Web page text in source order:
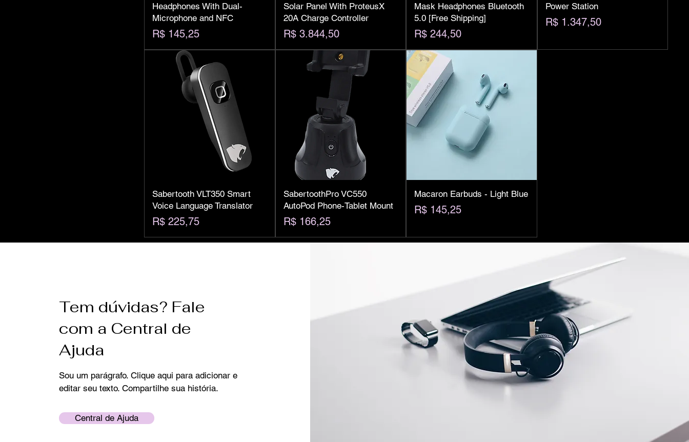
Headphones With Dual-
Microphone and NFC
Preço
R$ 145,25
Solar Panel With ProteusX
20A Charge Controller
Preço
R$ 3.844,50
Mask Headphones Bluetooth
5.0 [Free Shipping]
Preço
R$ 244,50
Power Station
Preço
R$ 1.347,50
Sabertooth VLT350 Smart
Voice Language Translator
Preço
R$ 225,75
SabertoothPro VC550
AutoPod Phone-Tablet Mount
Preço
R$ 166,25
Macaron Earbuds - Light Blue
Preço
R$ 145,25
Tem dúvidas? Fale
com a Central de
Ajuda
Sou um parágrafo. Clique aqui para adicionar e
editar seu texto. Compartilhe sua história.
Central de Ajuda